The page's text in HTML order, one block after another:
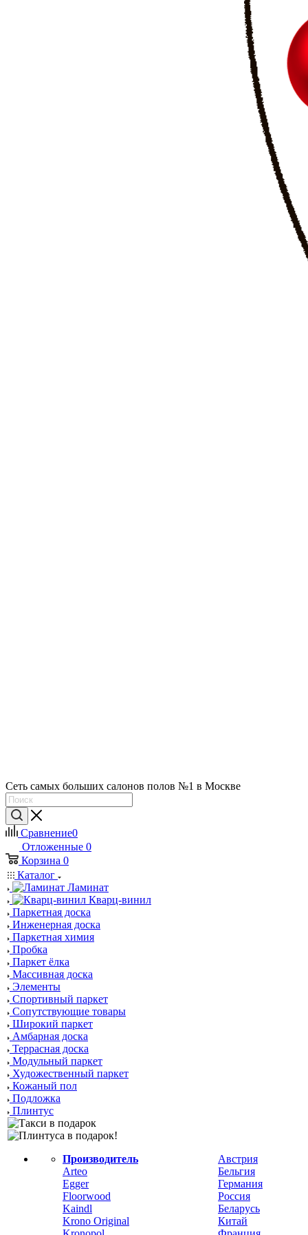
Сеть самых больших салонов полов №1 в Москве
Сравнение0
Отложенные 0
Корзина 0
Каталог
Ламинат
Кварц-винил
Паркетная доска
Инженерная доска
Паркетная химия
Пробка
Паркет ёлка
Массивная доска
Элементы
Спортивный паркет
Сопутствующие товары
Широкий паркет
Амбарная доска
Террасная доска
Модульный паркет
Художественный паркет
Кожаный пол
Подложка
Плинтус
Производитель
Arteo
Egger
Floorwood
Kaindl
Krono Original
Австрия
Бельгия
Германия
Россия
Беларусь
Китай